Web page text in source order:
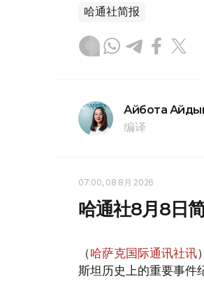
哈通社简报
Айбота
编译
07:00, 08 8月 2026
哈通社8月8日
（哈萨克国际通讯社讯
斯坦历史上的重要事件